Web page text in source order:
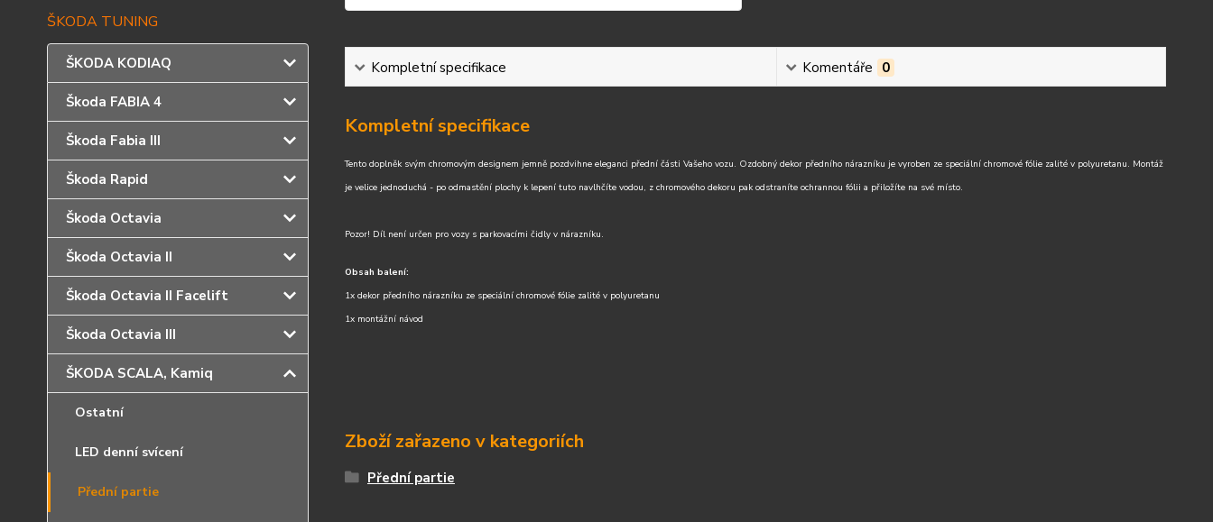
ŠKODA TUNING
ŠKODA KODIAQ
Škoda FABIA 4
Škoda Fabia III
Škoda Rapid
Škoda Octavia
Škoda Octavia II
Škoda Octavia II Facelift
Škoda Octavia III
ŠKODA SCALA, Kamiq
Ostatní
LED denní svícení
Přední partie
Kompletní specifikace Komentáře 0
Kompletní specifikace
Tento doplněk svým chromovým designem jemně pozdvihne eleganci přední části Vašeho vozu. Ozdobný dekor předního nárazníku je vyroben ze speciální chromové fólie zalité v polyuretanu. Montáž
je velice jednoduchá - po odmastění plochy k lepení tuto navlhčíte vodou, z chromového dekoru pak odstraníte ochrannou fólii a přiložíte na své místo.
Pozor! Díl není určen pro vozy s parkovacími čidly v nárazníku.
Obsah balení:
1x dekor předního nárazníku ze speciální chromové fólie zalité v polyuretanu
1x montážní návod
Zboží zařazeno v kategoriích
Přední partie